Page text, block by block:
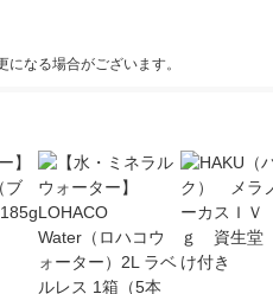
なる場合がございます。